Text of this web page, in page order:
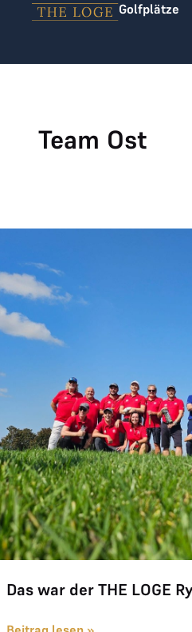
Zum Inhalt springen Golfplätze
Team Ost
Das war der THE LOGE